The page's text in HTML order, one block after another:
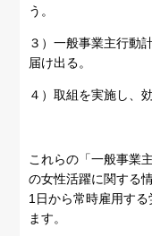
う。
３）一般事業主行動
届け出る。
４）取組を実施し、
これらの「一般事業
の女性活躍に関する
1日から常時雇用する
ます。